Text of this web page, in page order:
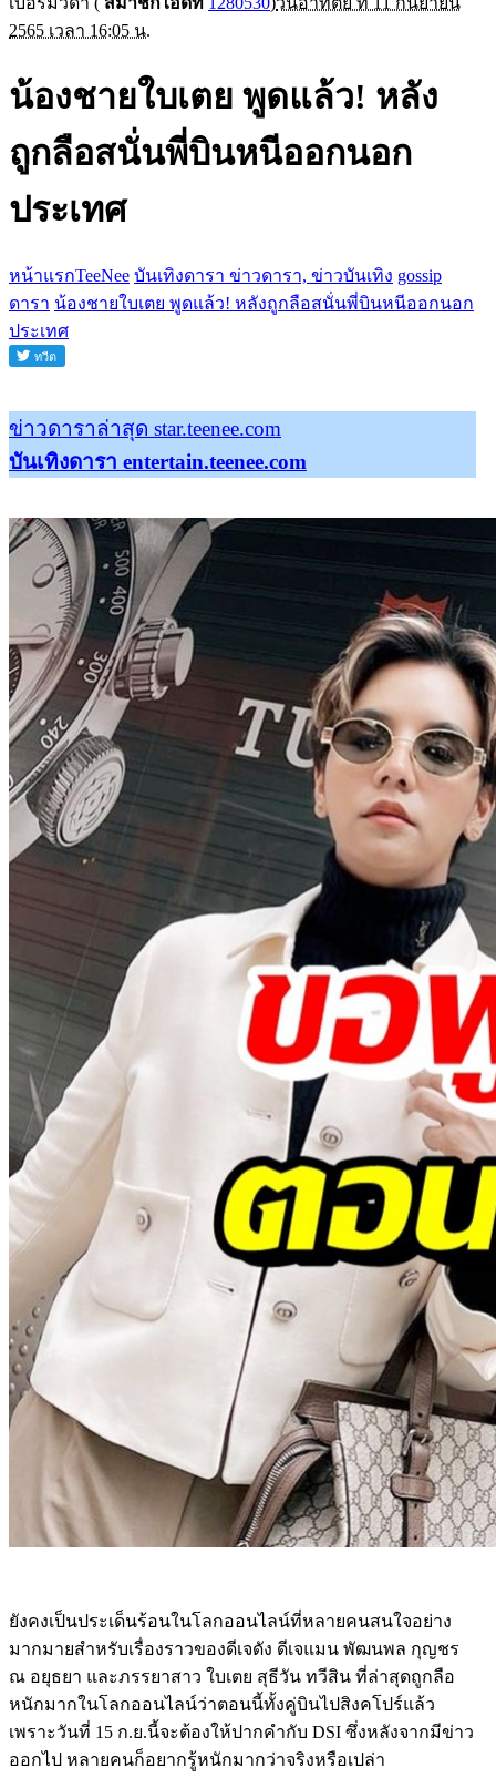
2565 เวลา 16:05 น.
น้องชายใบเตย พูดแล้ว! หลัง
ถูกลือสนั่นพี่บินหนีออกนอก
ประเทศ
หน้าแรกTeeNee บันเทิงดารา ข่าวดารา, ข่าวบันเทิง gossip
ดารา น้องชายใบเตย พูดแล้ว! หลังถูกลือสนั่นพี่บินหนีออกนอก
ประเทศ
ข่าวดาราล่าสุด star.teenee.com
บันเทิงดารา entertain.teenee.com
ยังคงเป็นประเด็นร้อนในโลกออนไลน์ที่หลายคนสนใจอย่าง
มากมายสำหรับเรื่องราวของดีเจดัง ดีเจแมน พัฒนพล กุญชร
ณ อยุธยา และภรรยาสาว ใบเตย สุธีวัน ทวีสิน ที่ล่าสุดถูกลือ
หนักมากในโลกออนไลน์ว่าตอนนี้ทั้งคู่บินไปสิงคโปร์แล้ว
เพราะวันที่ 15 ก.ย.นี้จะต้องให้ปากคำกับ DSI ซึ่งหลังจากมีข่าว
ออกไป หลายคนก็อยากรู้หนักมากว่าจริงหรือเปล่า